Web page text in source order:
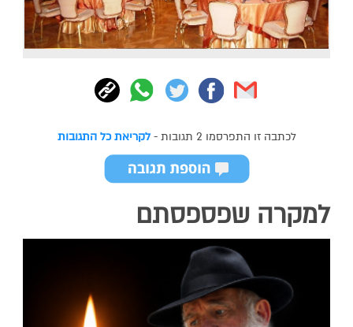
לכתבה זו התפרסמו 2 תגובות - לקריאת כל התגובות
למקרה שפספסתם